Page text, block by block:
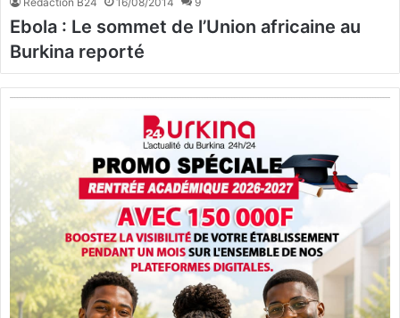
Ebola : Le sommet de l’Union africaine au
Burkina reporté